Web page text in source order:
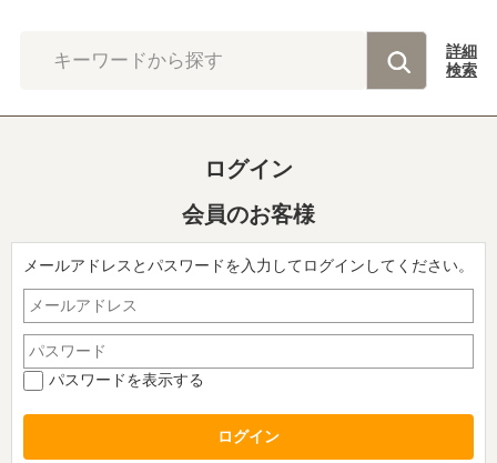
キーワードから探す
詳細
検索
ログイン
会員のお客様
メールアドレスとパスワードを入力してログインしてください。
パスワードを表示する